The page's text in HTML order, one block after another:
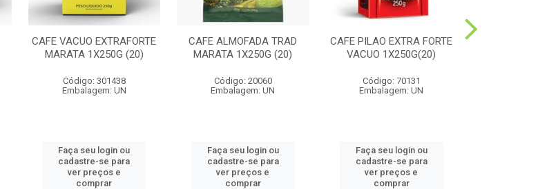
CAFE VACUO EXTRAFORTE
MARATA 1X250G (20)
Código: 301438
Embalagem: UN
Faça seu login ou
cadastre-se para
ver preços e
comprar
CAFE ALMOFADA TRAD
MARATA 1X250G (20)
Código: 20060
Embalagem: UN
Faça seu login ou
cadastre-se para
ver preços e
comprar
CAFE PILAO EXTRA FORTE
VACUO 1X250G(20)
Código: 70131
Embalagem: UN
Faça seu login ou
cadastre-se para
ver preços e
comprar